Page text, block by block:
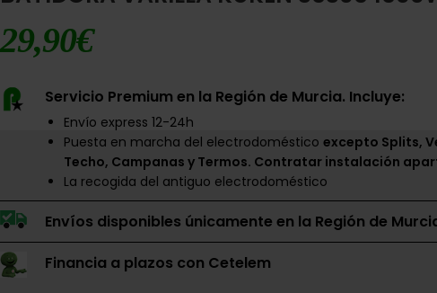
29,90€
Servicio Premium en la Región de Murcia. Incluye:
Envío express 12-24h
Puesta en marcha del electrodoméstico excepto Splits,
Techo, Campanas y Termos. Contratar instalación
La recogida del antiguo electrodoméstico
Envíos disponibles únicamente en la Región de
Financia a plazos con Cetelem